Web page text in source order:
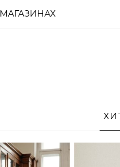
МАГАЗИНАХ